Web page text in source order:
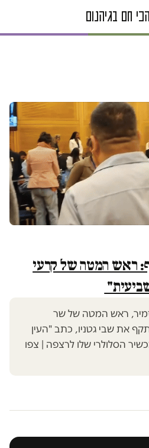
ראש המטה של קרעי
ראש המטה של שר
את שבי גטניו, כתב "העין
הסלולרי שלו לרצפה | צפו